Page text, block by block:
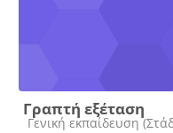
Γραπτή εξέταση
Κατηγορία μαθήματος
Γενική εκπαίδευση